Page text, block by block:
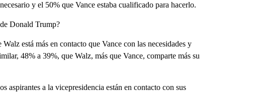
y el 50% que Vance estaba cualificado para hacerlo.
Donald Trump?
está más en contacto que Vance con las necesidades y
48% a 39%, que Walz, más que Vance, comparte más su
aspirantes a la vicepresidencia están en contacto con sus